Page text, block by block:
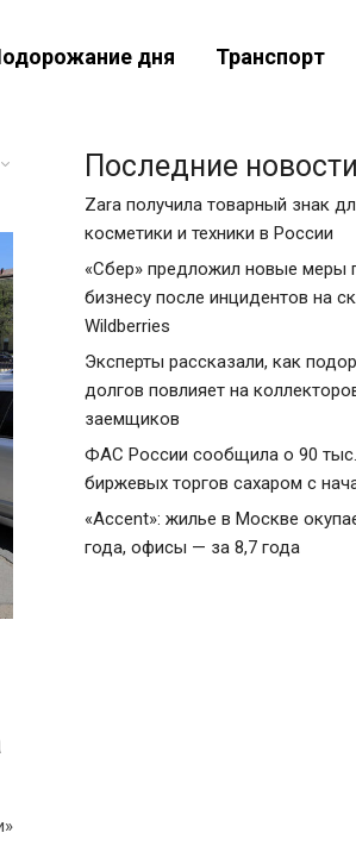
дня Транспорт
Последние новости
Zara получила товарный знак
косметики и техники в России
«Сбер» предложил новые меры
бизнесу после инцидентов на
Wildberries
Эксперты рассказали, как
долгов повлияет на
заемщиков
ФАС России сообщила о 90
биржевых торгов сахаром с
«Accent»: жилье в Москве
года, офисы — за 8,7 года